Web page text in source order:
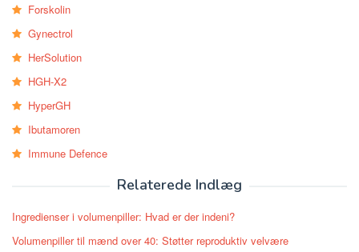
Forskolin
Gynectrol
HerSolution
HGH-X2
HyperGH
Ibutamoren
Immune Defence
Relaterede Indlæg
Ingredienser i volumenpiller: Hvad er der indeni?
Volumenpiller til mænd over 40: Støtter reproduktiv velvære